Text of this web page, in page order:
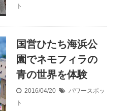
ト
国営ひたち海浜公
園でネモフィラの
青の世界を体験
2016/04/20
パワースポッ
ト